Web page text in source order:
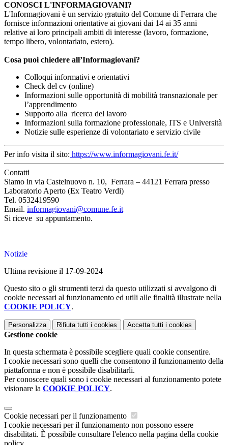
CONOSCI L'INFORMAGIOVANI?
L'Informagiovani è un servizio gratuito del Comune di Ferrara che
fornisce informazioni orientative ai giovani dai 14 ai 35 anni
relative ai loro principali ambiti di interesse (lavoro, formazione,
tempo libero, volontariato, estero).
Cosa puoi chiedere all’Informagiovani?
Colloqui informativi e orientativi
Check del cv (online)
Informazioni sulle opportunità di mobilità transnazionale per
l’apprendimento
Supporto alla ricerca del lavoro
Informazioni sulla formazione professionale, ITS e Università
Notizie sulle esperienze di volontariato e servizio civile
Per info visita il sito: https://www.informagiovani.fe.it/
Contatti
Siamo in via Castelnuovo n. 10, Ferrara – 44121 Ferrara presso
Laboratorio Aperto (Ex Teatro Verdi)
Tel. 0532419590
Email. informagiovani@comune.fe.it
Si riceve su appuntamento.
Notizie
Ultima revisione il 17-09-2024
Questo sito o gli strumenti terzi da questo utilizzati si avvalgono di
cookie necessari al funzionamento ed utili alle finalità illustrate nella
COOKIE POLICY.
Personalizza Rifiuta tutti i cookies Accetta tutti i cookies
Gestione cookie
In questa schermata è possibile scegliere quali cookie consentire.
I cookie necessari sono quelli che consentono il funzionamento della
piattaforma e non è possibile disabilitarli.
Per conoscere quali sono i cookie necessari al funzionamento potete
visionare la COOKIE POLICY.
Cookie necessari per il funzionamento
I cookie necessari per il funzionamento non possono essere
disabilitati. È possibile consultare l'elenco nella pagina della cookie